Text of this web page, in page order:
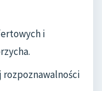
i
rozpoznawalności